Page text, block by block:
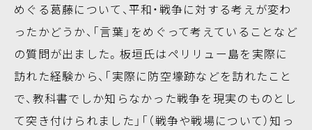
めぐる葛藤について、平和・戦争に対する考えが変わ
ったかどうか、「言葉」をめぐって考えていることなど
の質問が出ました。板垣氏はペリリュー島を実際に
訪れた経験から、「実際に防空壕跡などを訪れたこと
で、教科書でしか知らなかった戦争を現実のものとし
て突き付けられました」「（戦争や戦場について）知っ